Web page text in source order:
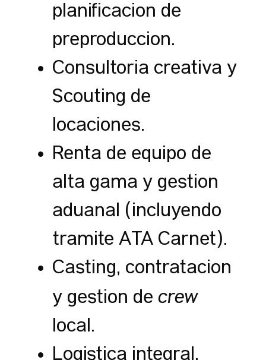
planificación de
preproducción.
Consultoría creativa y
Scouting de
locaciones.
Renta de equipo de
alta gama y gestión
aduanal (incluyendo
trámite ATA Carnet).
Casting, contratación
y gestión de crew
local.